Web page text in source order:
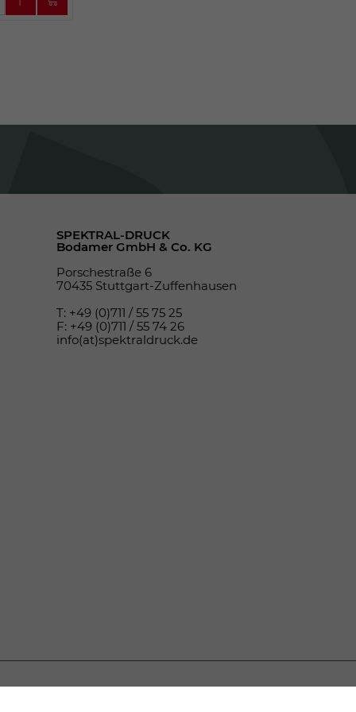
SPEKTRAL-DRUCK
Bodamer GmbH & Co. KG
Porschestraße 6
70435 Stuttgart-Zuffenhausen
T: +49 (0)711 / 55 75 25
F: +49 (0)711 / 55 74 26
info(at)spektraldruck.de